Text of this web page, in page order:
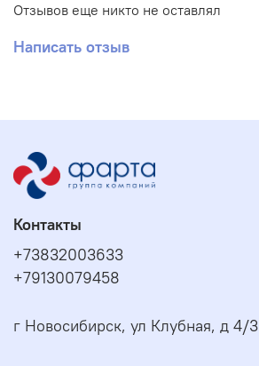
Отзывов еще никто не оставлял
Написать отзыв
Контакты
+73832003633
+79130079458
г Новосибирск, ул Клубная, д 4/3